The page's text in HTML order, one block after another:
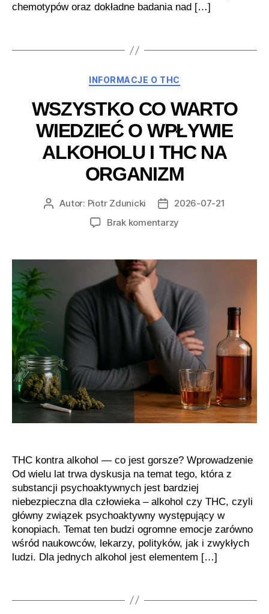
chemotypów oraz dokładne badania nad […]
Kategorie
INFORMACJE O THC
WSZYSTKO CO WARTO
WIEDZIEĆ O WPŁYWIE
ALKOHOLU I THC NA
ORGANIZM
AutorAutor: Piotr Zdunicki
Data2026-07-21
Brak komentarzy
warto
o
wpływie
alkoholu
i
THC
na
organizm
THC kontra alkohol — co jest gorsze? Wprowadzenie
Od wielu lat trwa dyskusja na temat tego, która z
substancji psychoaktywnych jest bardziej
niebezpieczna dla człowieka – alkohol czy THC, czyli
główny związek psychoaktywny występujący w
konopiach. Temat ten budzi ogromne emocje zarówno
wśród naukowców, lekarzy, polityków, jak i zwykłych
ludzi. Dla jednych alkohol jest elementem […]